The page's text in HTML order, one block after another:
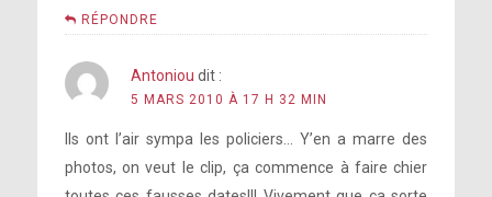
RÉPONDRE
Antoniou dit :
5 MARS 2010 À 17 H 32 MIN
Ils ont l’air sympa les policiers… Y’en a marre des
photos, on veut le clip, ça commence à faire chier